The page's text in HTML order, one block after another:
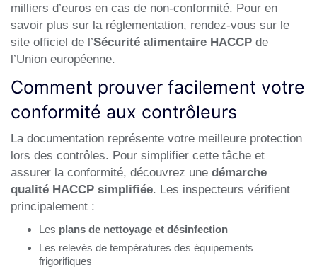
milliers d’euros en cas de non-conformité. Pour en
savoir plus sur la réglementation, rendez-vous sur le
site officiel de l’Sécurité alimentaire HACCP de
l’Union européenne.
Comment prouver facilement votre
conformité aux contrôleurs
La documentation représente votre meilleure protection
lors des contrôles. Pour simplifier cette tâche et
assurer la conformité, découvrez une démarche
qualité HACCP simplifiée. Les inspecteurs vérifient
principalement :
Les plans de nettoyage et désinfection
Les relevés de températures des équipements
frigorifiques